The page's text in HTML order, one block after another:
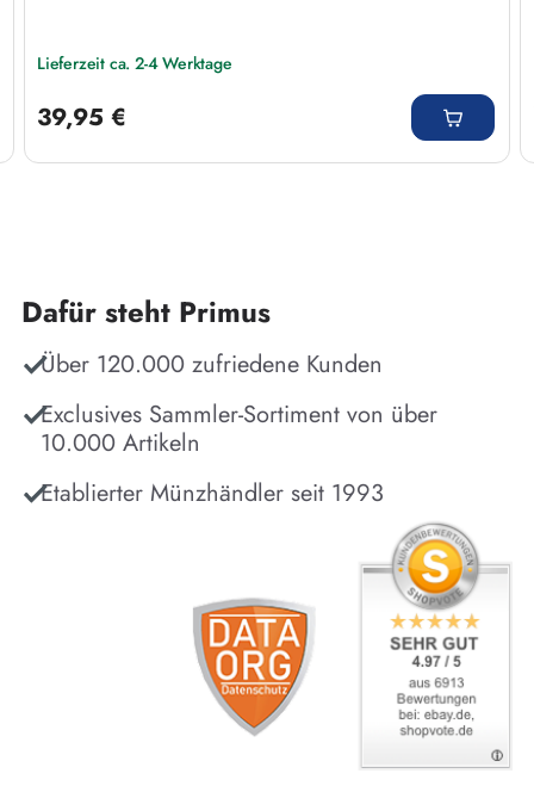
Lieferzeit ca. 2-4 Werktage
39,95 €
Dafür steht Primus
Über 120.000 zufriedene Kunden
Exclusives Sammler-Sortiment von über
10.000 Artikeln
Etablierter Münzhändler seit 1993